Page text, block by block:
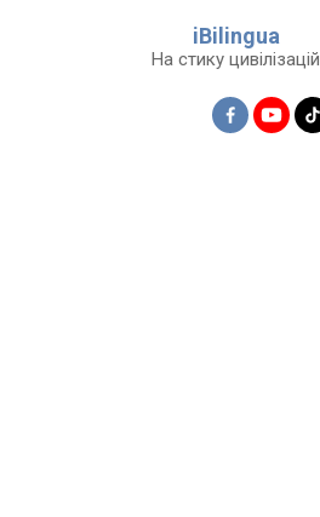
iBilingua
На стику цивілізацій